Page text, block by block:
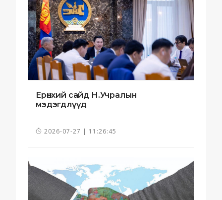
Ерөнхий сайд Н.Учралын
мэдэгдлүүд
2026-07-27 | 11:26:45